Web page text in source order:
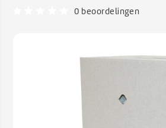
0 beoordelingen